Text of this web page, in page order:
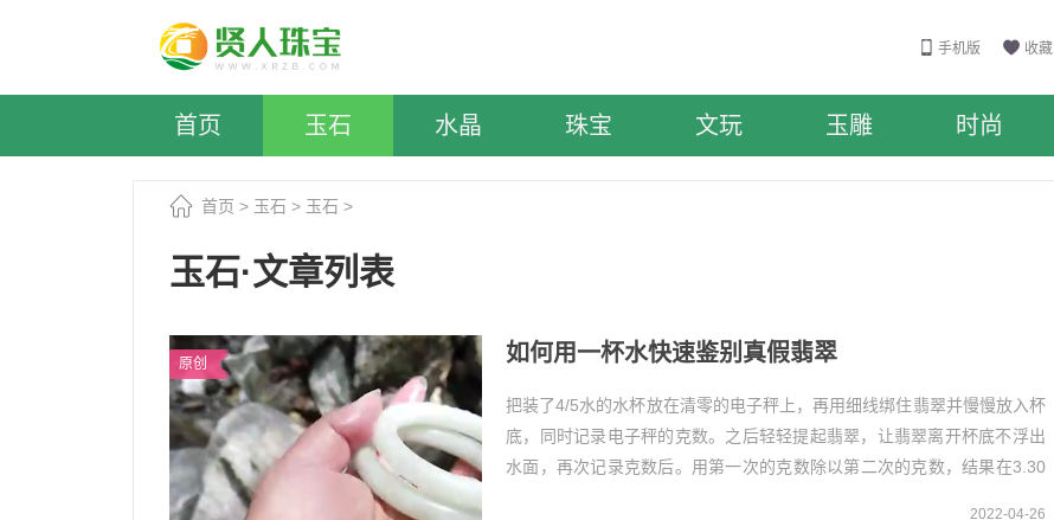
手机版 收藏
首页 玉石 水晶 珠宝 文玩 玉雕 时尚
首页 > 玉石 > 玉石 >
玉石·文章列表
原创 如何用一杯水快速鉴别真假翡翠
把装了4/5水的水杯放在清零的电子秤上，再用细线绑住翡翠并慢慢放入杯
底，同时记录电子秤的克数。之后轻轻提起翡翠，让翡翠离开杯底不浮出
水面，再次记录克数后。用第一次的克数除以第二次的克数，结果在3.30
2022-04-26